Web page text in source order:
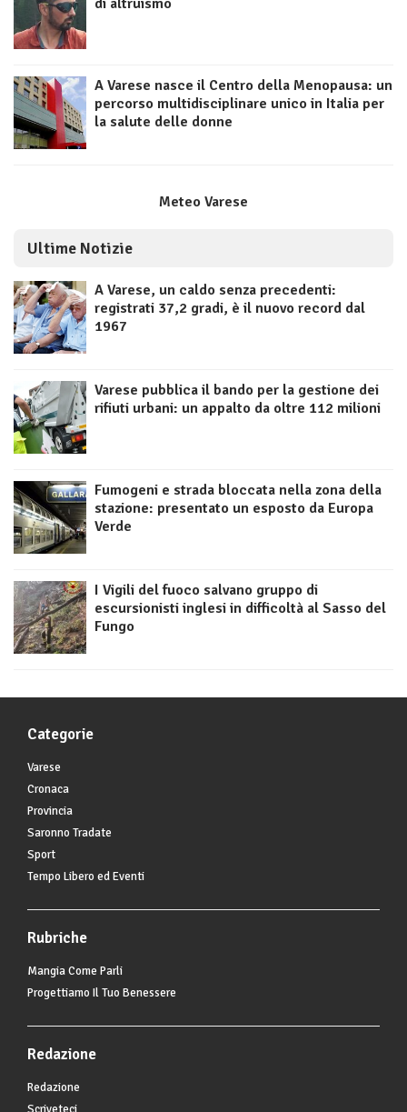
di altruismo
A Varese nasce il Centro della Menopausa: un
percorso multidisciplinare unico in Italia per
la salute delle donne
Meteo Varese
Ultime Notizie
A Varese, un caldo senza precedenti:
registrati 37,2 gradi, è il nuovo record dal
1967
Varese pubblica il bando per la gestione dei
rifiuti urbani: un appalto da oltre 112 milioni
Fumogeni e strada bloccata nella zona della
stazione: presentato un esposto da Europa
Verde
I Vigili del fuoco salvano gruppo di
escursionisti inglesi in difficoltà al Sasso del
Fungo
Categorie
Varese
Cronaca
Provincia
Saronno Tradate
Sport
Tempo Libero ed Eventi
Rubriche
Mangia Come Parli
Progettiamo Il Tuo Benessere
Redazione
Redazione